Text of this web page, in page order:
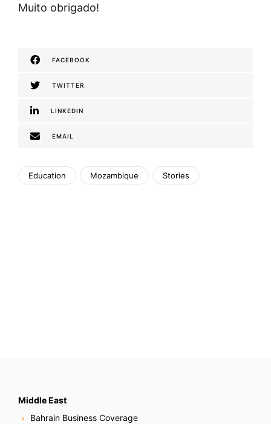
Muito obrigado!
FACEBOOK
TWITTER
LINKEDIN
EMAIL
Education Mozambique Stories
Middle East
Bahrain Business Coverage